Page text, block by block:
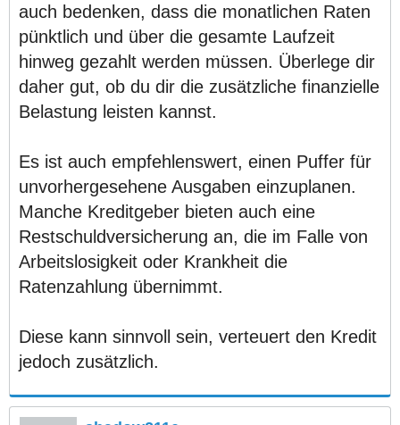
auch bedenken, dass die monatlichen Raten
pünktlich und über die gesamte Laufzeit
hinweg gezahlt werden müssen. Überlege dir
daher gut, ob du dir die zusätzliche finanzielle
Belastung leisten kannst.
Es ist auch empfehlenswert, einen Puffer für
unvorhergesehene Ausgaben einzuplanen.
Manche Kreditgeber bieten auch eine
Restschuldversicherung an, die im Falle von
Arbeitslosigkeit oder Krankheit die
Ratenzahlung übernimmt.
Diese kann sinnvoll sein, verteuert den Kredit
jedoch zusätzlich.